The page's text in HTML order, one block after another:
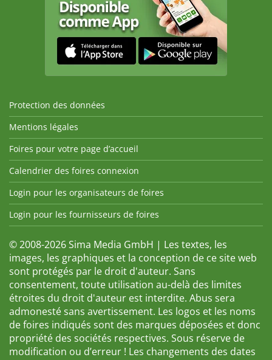
Protection des données
Mentions légales
Foires pour votre page d’accueil
Calendrier des foires connexion
Login pour les organisateurs de foires
Login pour les fournisseurs de foires
© 2008-2026 Sima Media GmbH | Les textes, les
images, les graphiques et la conception de ce site web
sont protégés par le droit d'auteur. Sans
consentement, toute utilisation au-delà des limites
étroites du droit d'auteur est interdite. Abus sera
admonesté sans avertissement. Les logos et les noms
de foires indiqués sont des marques déposées et donc
propriété des sociétés respectives. Sous réserve de
modification ou d’erreur ! Les changements des dates